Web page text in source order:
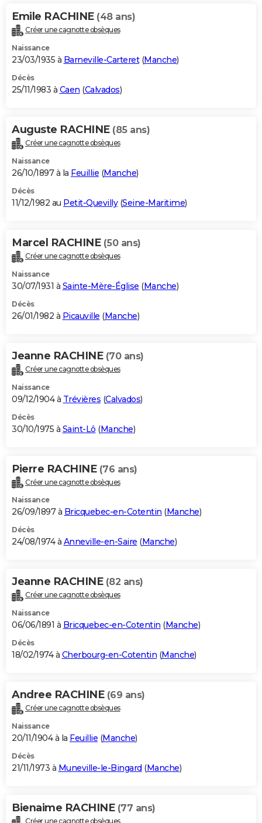
Emile RACHINE (48 ans)
Créer une cagnotte obsèques
Naissance
23/03/1935 à Barneville-Carteret(Manche)
Décès
25/11/1983 à Caen (Calvados)
Auguste RACHINE (85 ans)
Créer une cagnotte obsèques
Naissance
26/10/1897 à la Feuillie (Manche)
Décès
11/12/1982 au Petit-Quevilly(Seine-Maritime)
Marcel RACHINE (50 ans)
Créer une cagnotte obsèques
Naissance
30/07/1931 à Sainte-Mère-Église (Manche)
Décès
26/01/1982 à Picauville (Manche)
Jeanne RACHINE (70 ans)
Créer une cagnotte obsèques
Naissance
09/12/1904 à Trévières (Calvados)
Décès
30/10/1975 à Saint-Lô (Manche)
Pierre RACHINE (76 ans)
Créer une cagnotte obsèques
Naissance
26/09/1897 à Bricquebec-en-Cotentin (Manche)
Décès
24/08/1974 à Anneville-en-Saire (Manche)
Jeanne RACHINE (82 ans)
Créer une cagnotte obsèques
Naissance
06/06/1891 à Bricquebec-en-Cotentin (Manche)
Décès
18/02/1974 à Cherbourg-en-Cotentin (Manche)
Andree RACHINE (69 ans)
Créer une cagnotte obsèques
Naissance
20/11/1904 à la Feuillie (Manche)
Décès
21/11/1973 à Muneville-le-Bingard (Manche)
Bienaime RACHINE (77 ans)
Créer une cagnotte obsèques